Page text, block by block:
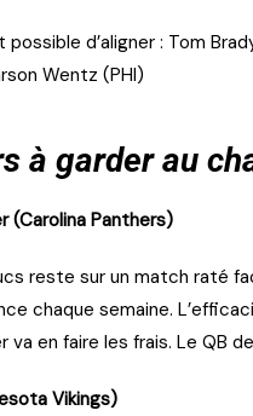
possible d’aligner : Tom
Wentz (PHI)
à garder au
(Carolina Panthers)
reste sur un match raté
chaque semaine.
va en faire les frais. Le QB
Vikings)